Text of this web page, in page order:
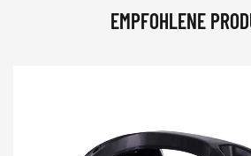
EMPFOHLENE